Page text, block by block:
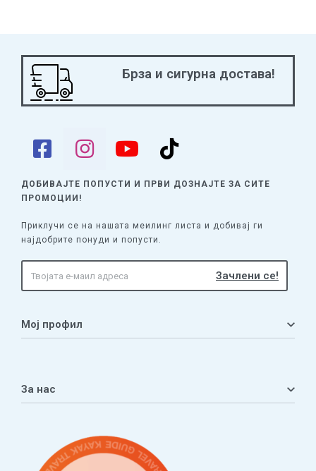
Брза и сигурна достава!
ДОБИВАЈТЕ ПОПУСТИ И ПРВИ ДОЗНАЈТЕ ЗА СИТЕ
ПРОМОЦИИ!
Приклучи се на нашата меилинг листа и добивај ги
најдобрите понуди и попусти.
Мој профил
Листа на желби
За нас
Услови за плаќање и испорака